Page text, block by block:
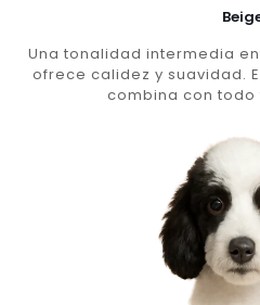
Una tonalidad intermedia
ofrece calidez y suavidad.
combina con todo